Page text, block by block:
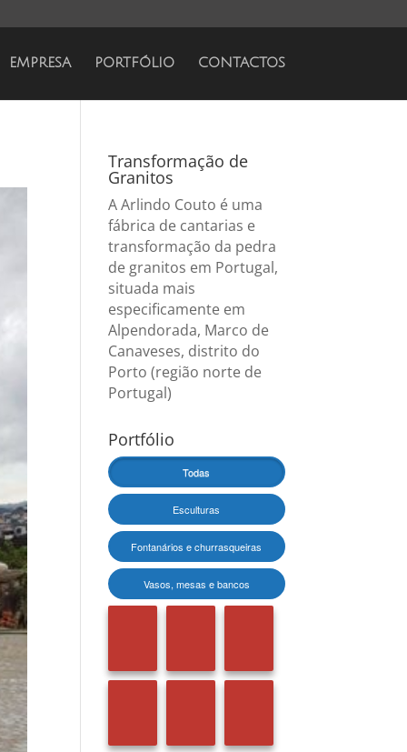
EMPRESA PORTFÓLIO CONTACTOS
Transformação de
Granitos
A Arlindo Couto é uma
fábrica de cantarias e
transformação da pedra
de granitos em Portugal,
situada mais
especificamente em
Alpendorada, Marco de
Canaveses, distrito do
Porto (região norte de
Portugal)
Portfólio
Todas
Esculturas
Fontanários e churrasqueiras
Vasos, mesas e bancos